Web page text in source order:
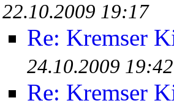
22.10.2009 19:17
Re: Kremser
24.10.2009 19:42
Re: Kremser